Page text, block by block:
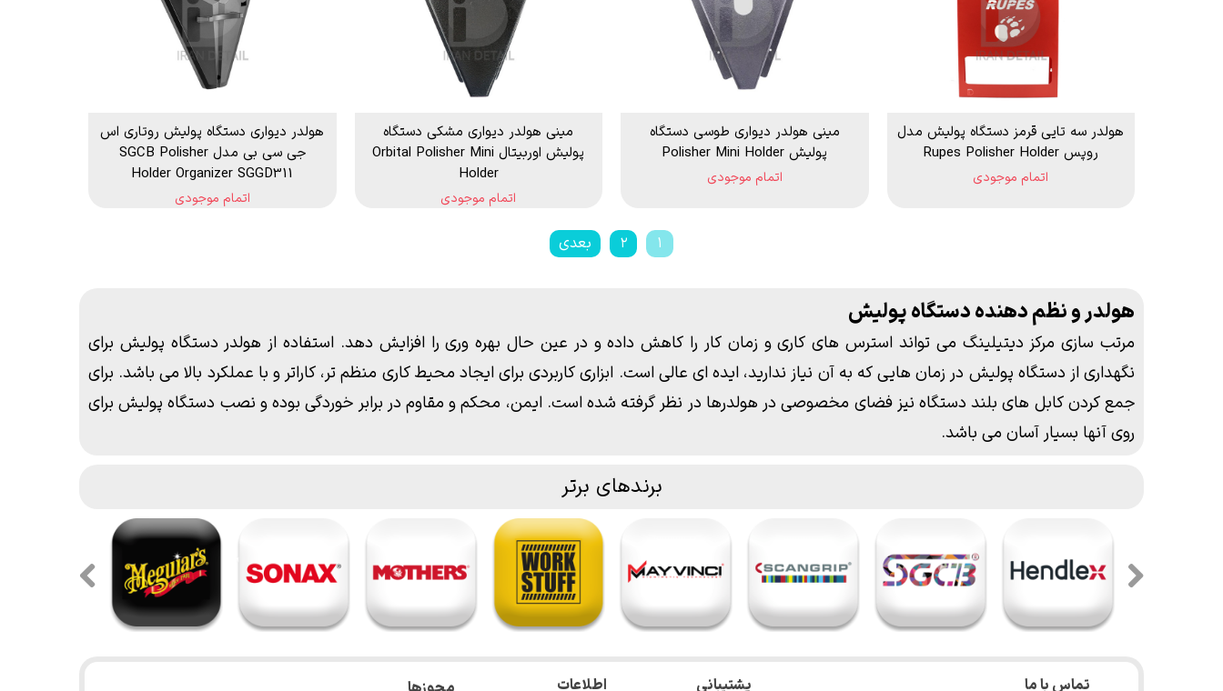
هولدر سه تایی قرمز دستگاه پولیش مدل
روپس Rupes Polisher Holder
اتمام موجودی
مینی هولدر دیواری طوسی دستگاه
پولیش Polisher Mini Holder
اتمام موجودی
مینی هولدر دیواری مشکی دستگاه
پولیش اوربیتال Orbital Polisher Mini
Holder
اتمام موجودی
هولدر دیواری دستگاه پولیش روتاری اس
جی سی بی مدل SGCB Polisher
Holder Organizer SGGD311
اتمام موجودی
۱ ۲ بعدی
هولدر و نظم دهنده دستگاه پولیش
مرتب سازی مرکز دیتیلینگ می تواند استرس های کاری و زمان کار را کاهش داده و در عین حال بهره وری را افزایش دهد. استفاده ازهولدر دستگاه پولیش برای
نگهداری از دستگاه پولیش در زمان هایی که به آن نیاز ندارید، ایده ای عالی است. ابزاری کاربردی برای ایجاد محیط کاری منظم تر، کاراتر و با عملکرد بالا می باشد. برای
جمع کردن کابل های بلند دستگاه نیز فضای مخصوصی در هولدرها در نظر گرفته شده است. ایمن، محکم و مقاوم در برابر خوردگی بوده و نصب دستگاه پولیش برای
روی آنها بسیار آسان می باشد.
برندهای برتر
تماس با ما اطلاعات پشتیبانی